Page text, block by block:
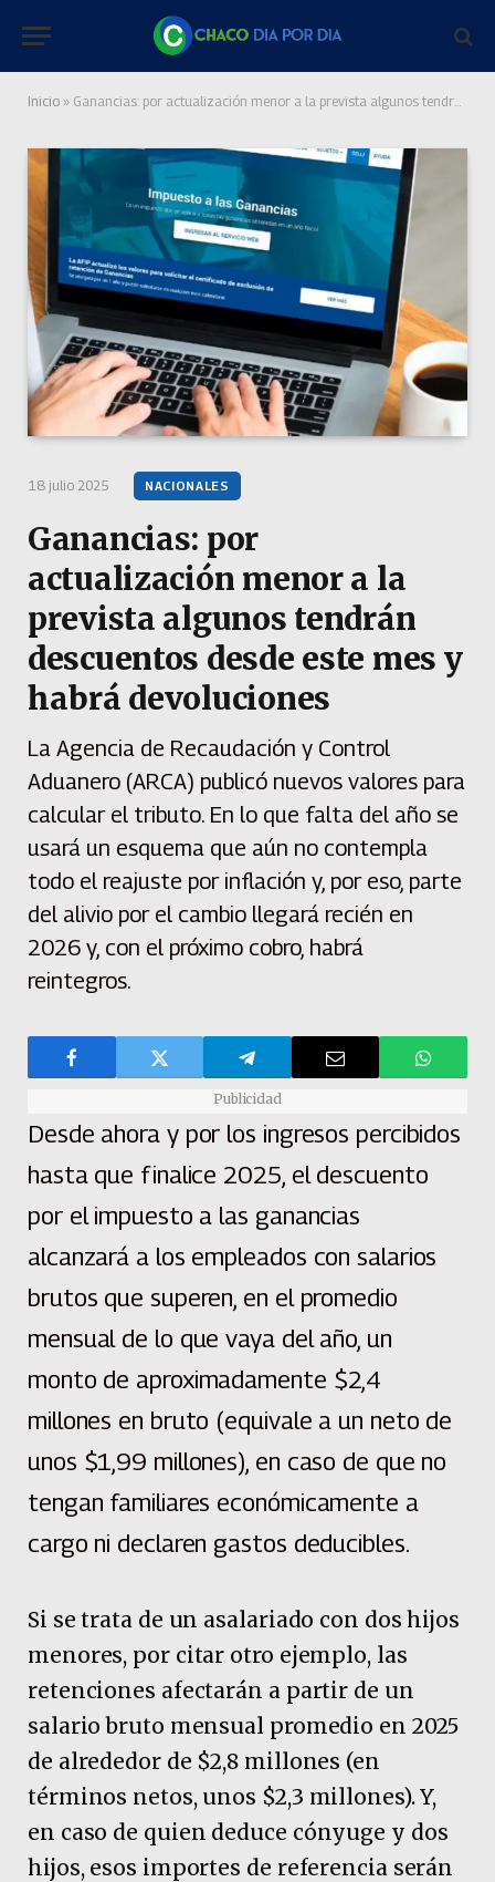
Inicio » Ganancias: por actualización menor a la prevista algunos tendrán descuentos desde este mes y habrá devoluciones
18 julio 2025 NACIONALES
Ganancias: por
actualización menor a la
prevista algunos tendrán
descuentos desde este mes y
habrá devoluciones
La Agencia de Recaudación y Control
Aduanero (ARCA) publicó nuevos valores para
calcular el tributo. En lo que falta del año se
usará un esquema que aún no contempla
todo el reajuste por inflación y, por eso, parte
del alivio por el cambio llegará recién en
2026 y, con el próximo cobro, habrá
reintegros.
Publicidad
Desde ahora y por los ingresos percibidos
hasta que finalice 2025, el descuento
por el impuesto a las ganancias
alcanzará a los empleados con salarios
brutos que superen, en el promedio
mensual de lo que vaya del año, un
monto de aproximadamente $2,4
millones en bruto (equivale a un neto de
unos $1,99 millones), en caso de que no
tengan familiares económicamente a
cargo ni declaren gastos deducibles.
Si se trata de un asalariado con dos hijos
menores, por citar otro ejemplo, las
retenciones afectarán a partir de un
salario bruto mensual promedio en 2025
de alrededor de $2,8 millones (en
términos netos, unos $2,3 millones). Y,
en caso de quien deduce cónyuge y dos
hijos, esos importes de referencia serán